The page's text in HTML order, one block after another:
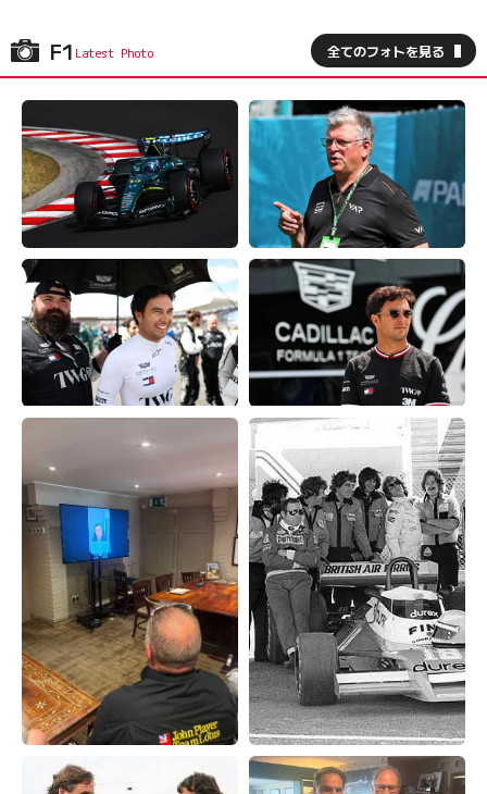
F1 全てのフォトを見る